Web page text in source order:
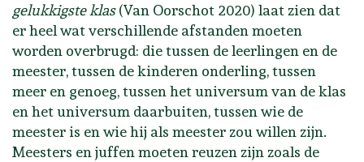
gelukkigste klas(Van Oorschot 2020) laat zien dat
er heel wat verschillende afstanden moeten
worden overbrugd: die tussen de leerlingen en de
meester, tussen de kinderen onderling, tussen
meer en genoeg, tussen het universum van de klas
en het universum daarbuiten, tussen wie de
meester is en wie hij als meester zou willen zijn.
Meesters en juffen moeten reuzen zijn zoals de